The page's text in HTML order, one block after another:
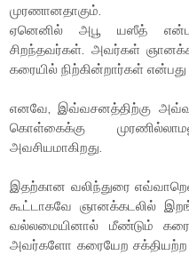
முரணானதாகும்.
ஏனெனில் அபூ யஸீத்
சிறந்தவர்கள். அவர்கள்
கரையில் நிற்கின்றார்கள்
எனவே, இவ்வசனத்திற்கு
கொள்கைக்கு
அவசியமாகிறது.
இதற்கான வலிந்துரை
கூட்டாகவே ஞானக்கடலில்
வல்லமையினால் மீண்டும்
அவர்களோ கரையேற சக்தியற்ற